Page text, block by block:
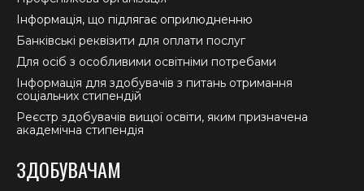
Інформація, що підлягає оприлюдненню
Банківські реквізити для оплати послуг
Для осіб з особливими освітніми потребами
Інформація для здобувачів з питань отримання
соціальних стипендій
Реєстр здобувачів вищої освіти, яким призначена
академічна стипендія
ЗДОБУВАЧАМ